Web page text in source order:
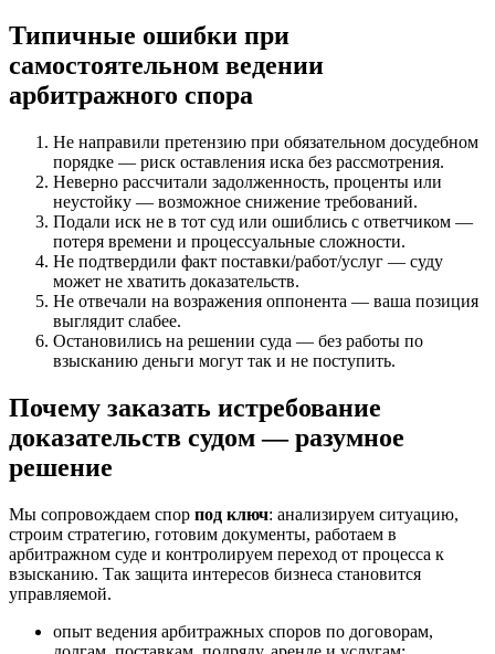
Типичные ошибки при
самостоятельном ведении
арбитражного спора
Не направили претензию при обязательном досудебном
порядке — риск оставления иска без рассмотрения.
Неверно рассчитали задолженность, проценты или
неустойку — возможное снижение требований.
Подали иск не в тот суд или ошиблись с ответчиком —
потеря времени и процессуальные сложности.
Не подтвердили факт поставки/работ/услуг — суду
может не хватить доказательств.
Не отвечали на возражения оппонента — ваша позиция
выглядит слабее.
Остановились на решении суда — без работы по
взысканию деньги могут так и не поступить.
Почему заказать истребование
доказательств судом — разумное
решение
Мы сопровождаем спор под ключ: анализируем ситуацию,
строим стратегию, готовим документы, работаем в
арбитражном суде и контролируем переход от процесса к
взысканию. Так защита интересов бизнеса становится
управляемой.
опыт ведения арбитражных споров по договорам,